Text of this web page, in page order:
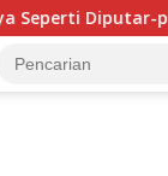
putar”